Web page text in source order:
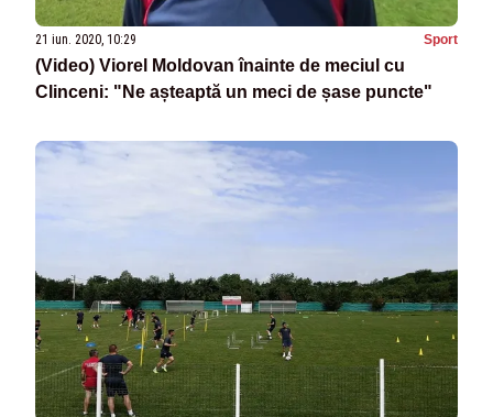
21 iun. 2020, 10:29 Sport
(Video) Viorel Moldovan înainte de meciul cu
Clinceni: "Ne așteaptă un meci de șase puncte"